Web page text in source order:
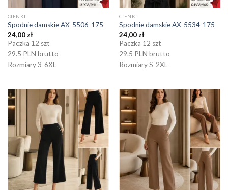
CIENKI
Spodnie damskie AX-5506-175
24,00 zł
Paczka 12 szt
29.5 PLN brutto
Rozmiary 3-6XL
CIENKI
Spodnie damskie AX-5534-175
24,00 zł
Paczka 12 szt
29.5 PLN brutto
Rozmiary S-2XL